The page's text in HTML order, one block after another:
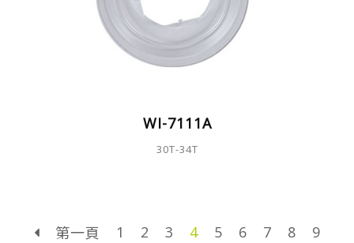
WI-7111A
30T-34T
第一頁 1 2 3 4 5 6 7 8
9